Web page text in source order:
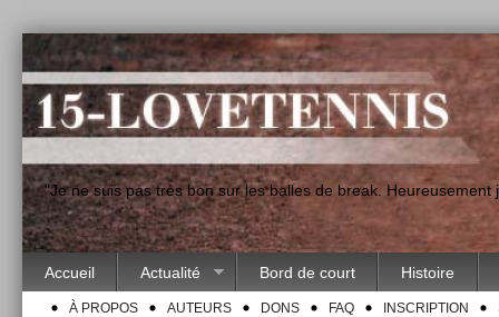
"Je ne suis pas très bon sur les balles de break.
Accueil Actualité Bord de court Histoire
À PROPOS AUTEURS DONS FAQ INSCRIPTION